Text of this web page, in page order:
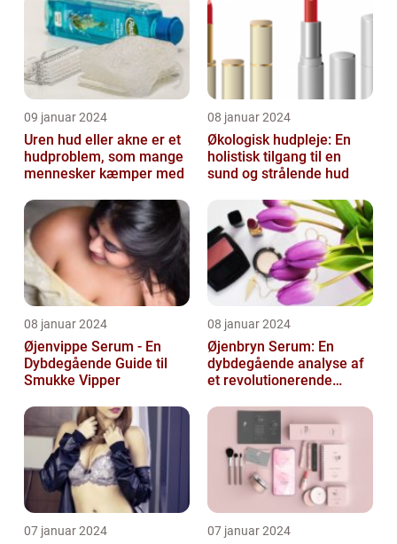
09 januar 2024
Uren hud eller akne er et
hudproblem, som mange
mennesker kæmper med
08 januar 2024
Økologisk hudpleje: En
holistisk tilgang til en
sund og strålende hud
08 januar 2024
Øjenvippe Serum - En
Dybdegående Guide til
Smukke Vipper
08 januar 2024
Øjenbryn Serum: En
dybdegående analyse af
et revolutionerende
07 januar 2024 07 januar 2024